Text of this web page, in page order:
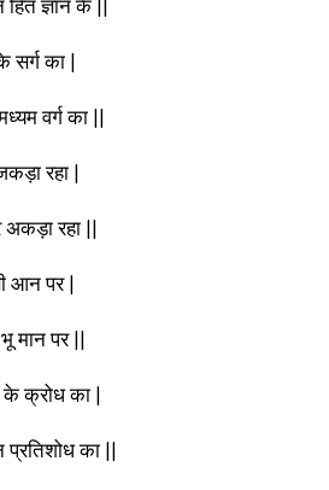
हित ज्ञान के ||
सर्ग का |
वर्ग का ||
रहा |
अकड़ा रहा ||
आन पर |
मान पर ||
के क्रोध का |
प्रतिशोध का ||